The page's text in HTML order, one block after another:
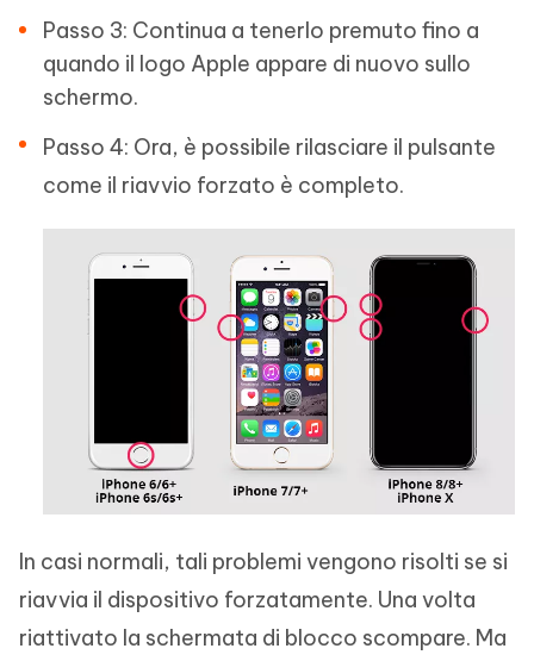
Passo 3: Continua a tenerlo premuto fino a
quando il logo Apple appare di nuovo sullo
schermo.
Passo 4: Ora, è possibile rilasciare il pulsante
come il riavvio forzato è completo.
In casi normali, tali problemi vengono risolti se si
riavvia il dispositivo forzatamente. Una volta
riattivato la schermata di blocco scompare. Ma